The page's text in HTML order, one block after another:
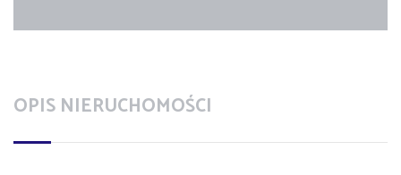
OPIS NIERUCHOMOŚCI